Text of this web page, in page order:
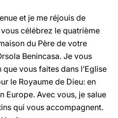
et je me réjouis de
célébrez le quatrième
du Père de votre
Benincasa. Je vous
vous faites dans l’Eglise
le Royaume de Dieu: en
Europe. Avec vous, je salue
qui vous accompagnent.